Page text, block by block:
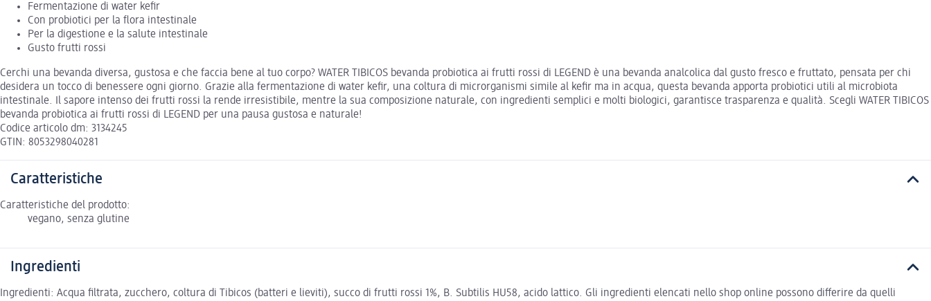
Fermentazione di water kefir
Con probiotici per la flora intestinale
Per la digestione e la salute intestinale
Gusto frutti rossi
Cerchi una bevanda diversa, gustosa e che faccia bene al tuo corpo? WATER TIBICOS bevanda probiotica ai frutti rossi di LEGEND è una bevanda analcolica dal gusto fresco e fruttato, pensata per chi
desidera un tocco di benessere ogni giorno. Grazie alla fermentazione di water kefir, una coltura di microrganismi simile al kefir ma in acqua, questa bevanda apporta probiotici utili al microbiota
intestinale. Il sapore intenso dei frutti rossi la rende irresistibile, mentre la sua composizione naturale, con ingredienti semplici e molti biologici, garantisce trasparenza e qualità. Scegli WATER TIBICOS
bevanda probiotica ai frutti rossi di LEGEND per una pausa gustosa e naturale!
Codice articolo dm: 3134245
GTIN: 8053298040281
Caratteristiche
Caratteristiche del prodotto:
vegano, senza glutine
Ingredienti
Ingredienti: Acqua filtrata, zucchero, coltura di Tibicos (batteri e lieviti), succo di frutti rossi 1%, B. Subtilis HU58, acido lattico. Gli ingredienti elencati nello shop online possono differire da quelli